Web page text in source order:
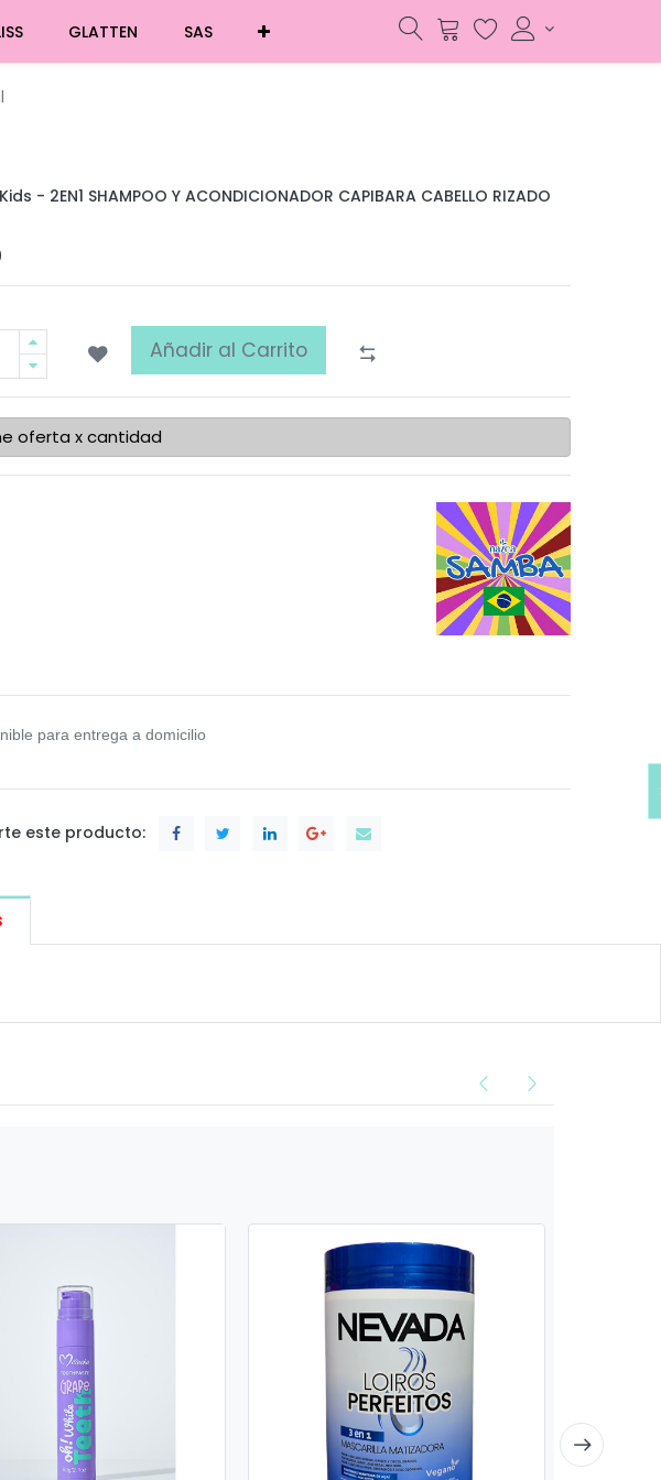
GLATTEN SAS
- 2EN1 SHAMPOO Y ACONDICIONADOR CAPIBARA CABELLO RIZADO
Añadir al Carrito
oferta x cantidad
para entrega a domicilio
este producto: